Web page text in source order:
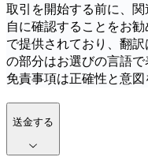
取引を開始する前に、
自に確認することをお
で提供されており、翻
の部分はお選びの言語
免責事項は正確性と意図
送金する